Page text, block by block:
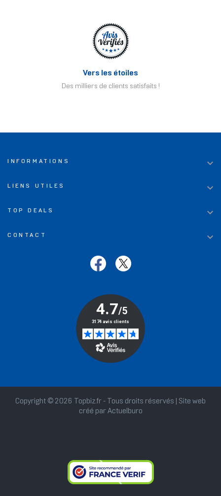
Vers les étoiles
Des milliers de clients satisfaits !
INFORMATIONS 
LIENS UTILES 
TOP DEALS 
CONTACT 
Copyright © 2026 Topbiz.fr - Tous droits réservés | Site web
créé par Actuelburo